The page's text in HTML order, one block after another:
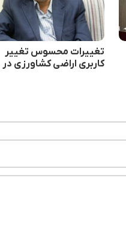
تغییرات محسوس تغییر
کاربری اراضی کشاورزی در